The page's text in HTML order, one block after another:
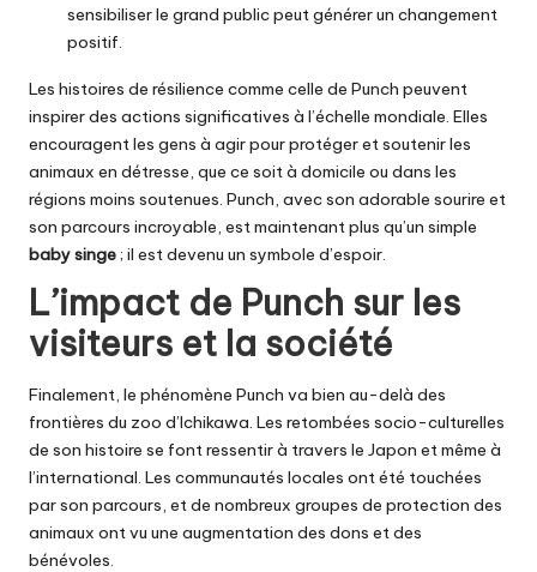
sensibiliser le grand public peut générer un changement
positif.
Les histoires de résilience comme celle de Punch peuvent
inspirer des actions significatives à l’échelle mondiale. Elles
encouragent les gens à agir pour protéger et soutenir les
animaux en détresse, que ce soit à domicile ou dans les
régions moins soutenues. Punch, avec son adorable sourire et
son parcours incroyable, est maintenant plus qu’un simple
baby singe; il est devenu un symbole d’espoir.
L’impact de Punch sur les
visiteurs et la société
Finalement, le phénomène Punch va bien au-delà des
frontières du zoo d’Ichikawa. Les retombées socio-culturelles
de son histoire se font ressentir à travers le Japon et même à
l’international. Les communautés locales ont été touchées
par son parcours, et de nombreux groupes de protection des
animaux ont vu une augmentation des dons et des
bénévoles.